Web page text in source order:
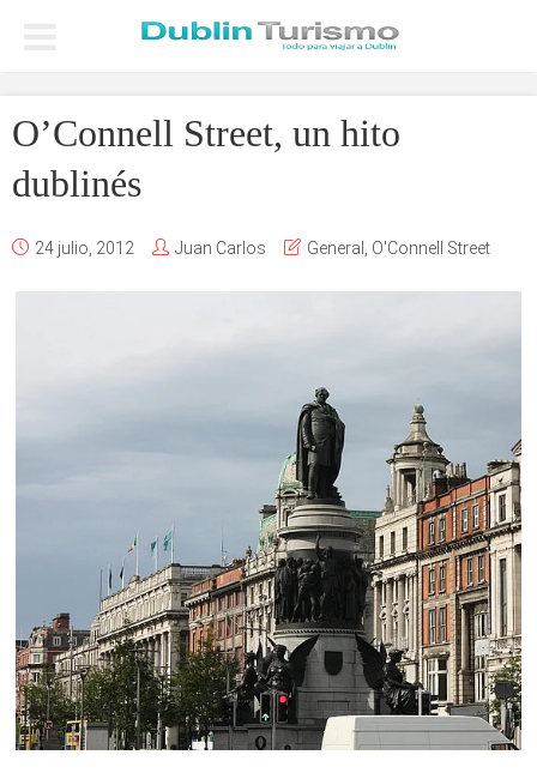
O’Connell Street, un hito
dublinés
24 julio, 2012 Juan Carlos General O'Connell Street